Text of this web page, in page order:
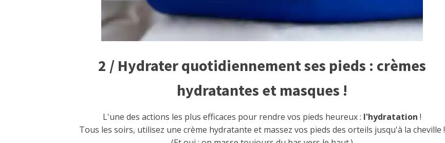
2 / Hydrater quotidiennement ses pieds : crèmes
hydratantes et masques !
L'une des actions les plus efficaces pour rendre vos pieds heureux : l'hydratation !
Tous les soirs, utilisez une crème hydratante et massez vos pieds des orteils jusqu'à la cheville !